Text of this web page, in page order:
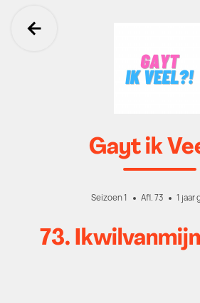
Ga terug
Gayt ik
Seizoen 1 Afl. 73 1 jaar
73.